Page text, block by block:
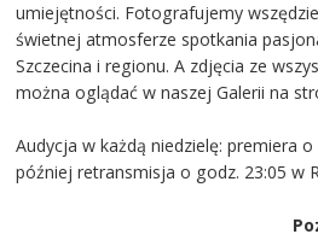
umiejętności. Fotografujemy
świetnej atmosferze spotkania
Szczecina i regionu. A zdjęcia ze
można oglądać w naszej Galerii na
Audycja w każdą niedzielę: premiera
później retransmisja o godz. 23:05 w